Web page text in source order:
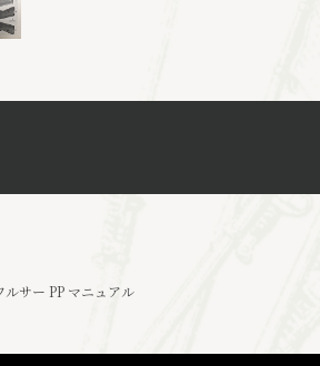
ルサー PP マニュアル